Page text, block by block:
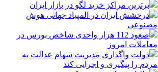
برترین مراکز خرید لگو در بازار ایران
درخشش ایران در المپیاد جهانی هوش
مصنوعی
صعود 112 هزار واحدی شاخص بورس در
معاملات امروز
دولت واگذاری مدیریت سهام عدالت به
مردم را پیگیری و اجرایی کند